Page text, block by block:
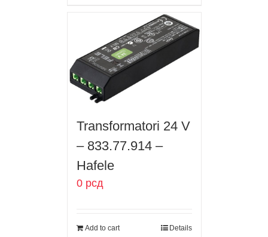
Transformatori 24 V
– 833.77.914 –
Hafele
0 рсд
Add to cart Details